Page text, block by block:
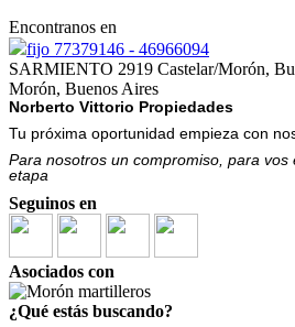
Encontranos en
fijo 77379146 - 46966094
SARMIENTO 2919 Castelar/Morón,
Morón, Buenos Aires
Norberto Vittorio Propiedades
Tu próxima oportunidad empieza con
Para nosotros un compromiso, para vos
etapa
Seguinos en
Asociados con
¿Qué estás buscando?